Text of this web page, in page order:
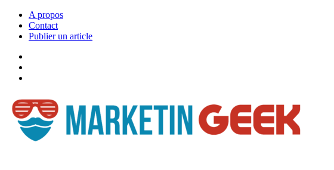
A propos
Contact
Publier un article